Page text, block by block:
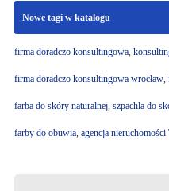
Nowe tagi w katalogu
firma doradczo konsultingowa,
firma doradczo konsultingowa wrocław,
farba do skóry naturalnej, szpachla do
farby do obuwia, agencja nieruchomości